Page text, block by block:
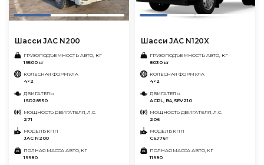
Шасси JAC N200
ГРУЗОПОДЪЕМНОСТЬ АВТО, КГ
19500 кг
КОЛЕСНАЯ ФОРМУЛА
4×2
ДВИГАТЕЛЬ
ISD285 50
МОЩНОСТЬ ДВИГАТЕЛЯ, Л.С.
271
МОДЕЛЬ КПП
JAC N200
ПОЛНАЯ МАССА АВТО, КГ
19980
Шасси JAC N120X
ГРУЗОПОДЪЕМНОСТЬ АВТО, КГ
8030 кг
КОЛЕСНАЯ ФОРМУЛА
4×2
ДВИГАТЕЛЬ
ACPL, B4, 5EV210
МОЩНОСТЬ ДВИГАТЕЛЯ, Л.С.
206
МОДЕЛЬ КПП
C6J76T
ПОЛНАЯ МАССА АВТО, КГ
11980